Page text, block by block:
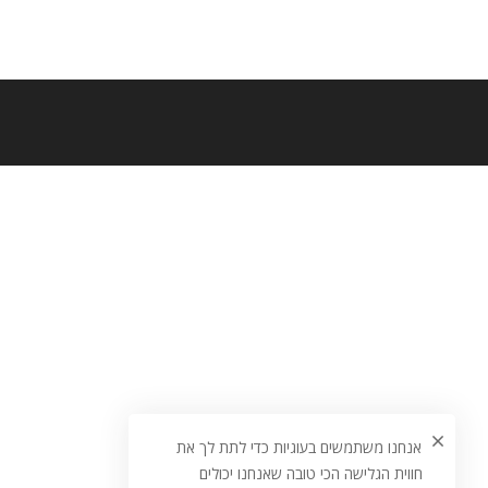
אנחנו משתמשים בעוגיות כדי לתת לך את
חווית הגלישה הכי טובה שאנחנו יכולים